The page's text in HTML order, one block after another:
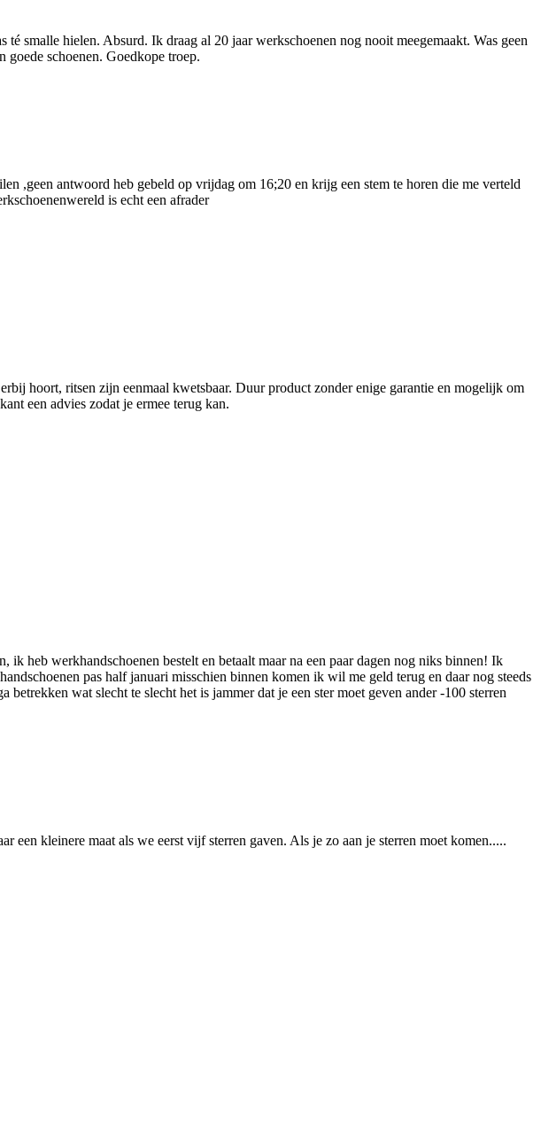
smalle hielen. Absurd. Ik draag al 20 jaar werkschoenen nog nooit meegemaakt. Was geen
goede schoenen. Goedkope troep.
,geen antwoord heb gebeld op vrijdag om 16;20 en krijg een stem te horen die me verteld
is echt een afrader
hoort, ritsen zijn eenmaal kwetsbaar. Duur product zonder enige garantie en mogelijk om
een advies zodat je ermee terug kan.
ik heb werkhandschoenen bestelt en betaalt maar na een paar dagen nog niks binnen! Ik
pas half januari misschien binnen komen ik wil me geld terug en daar nog steeds
wat slecht te slecht het is jammer dat je een ster moet geven ander -100 sterren
een kleinere maat als we eerst vijf sterren gaven. Als je zo aan je sterren moet komen.....